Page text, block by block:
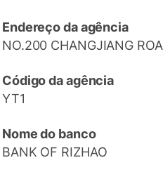
Endereço da agência
NO.200 CHANGJIANG
Código da agência
YT1
Nome do banco
BANK OF RIZHAO